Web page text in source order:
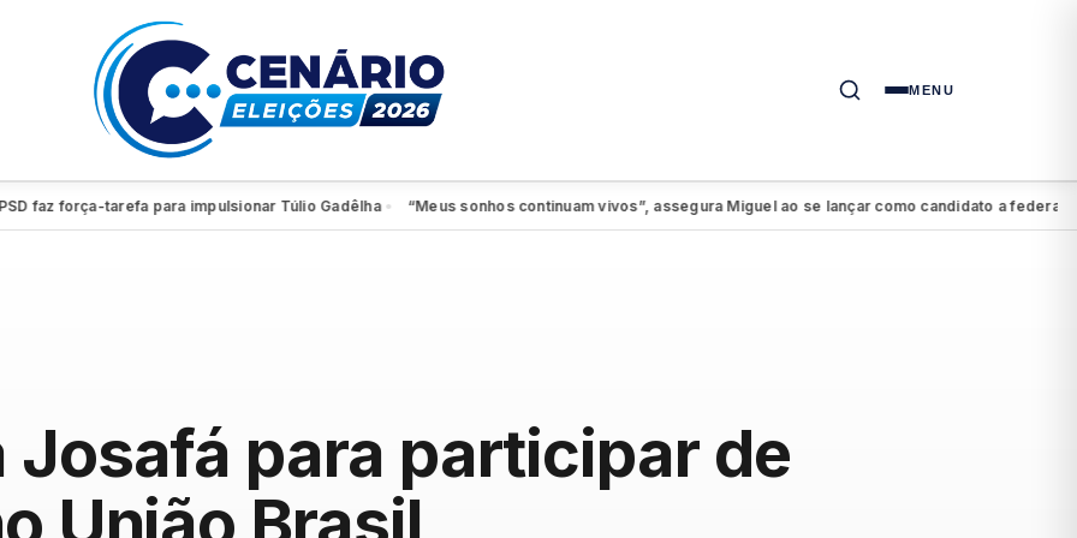
MENU
força-tarefa para impulsionar Túlio Gadêlha● “Meus sonhos continuam vivos”, assegura Miguel ao se lançar como candidato a federal●
Josafá para participar de